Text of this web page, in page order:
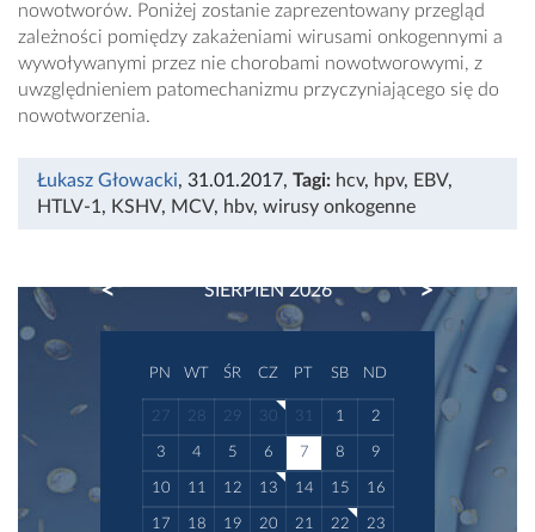
nowotworów. Poniżej zostanie zaprezentowany przegląd
zależności pomiędzy zakażeniami wirusami onkogennymi a
wywoływanymi przez nie chorobami nowotworowymi, z
uwzględnieniem patomechanizmu przyczyniającego się do
nowotworzenia.
Łukasz Głowacki, 31.01.2017, Tagi: hcv, hpv, EBV,
HTLV-1, KSHV, MCV, hbv, wirusy onkogenne
SIERPIEŃ 2026
PREVIOUS NEXT
PN WT ŚR CZ PT SB ND
27 28 29 30 31 1 2
3 4 5 6 7 8 9
10 11 12 13 14 15 16
17 18 19 20 21 22 23